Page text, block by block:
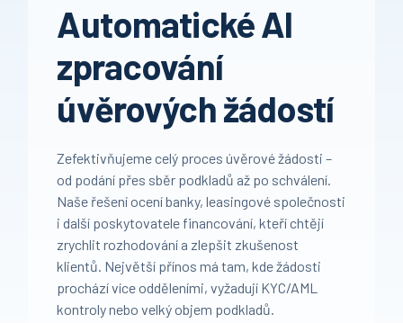
Automatické AI
zpracování
úvěrových žádostí
Zefektivňujeme celý proces úvěrové žádosti –
od podání přes sběr podkladů až po schválení.
Naše řešení ocení banky, leasingové společnosti
i další poskytovatele financování, kteří chtějí
zrychlit rozhodování a zlepšit zkušenost
klientů. Největší přínos má tam, kde žádosti
prochází více odděleními, vyžadují KYC/AML
kontroly nebo velký objem podkladů.